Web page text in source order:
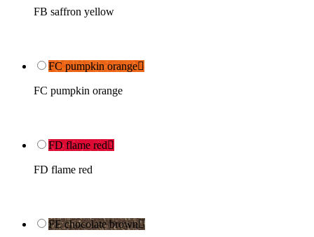
FB saffron yellow
FC pumpkin orange
FC pumpkin orange
FD flame red
FD flame red
FE chocolate brown